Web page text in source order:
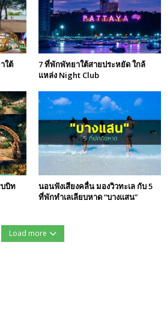
ใต้
7 ที่พักพัทยาใต้สายประหยัด ใกล้
แหล่ง Night Club
บิท
นอนฟังเสียงคลื่น มองวิวทะเล กับ 5
ที่พักทำเลเลียบหาด “บางแสน”
Load more